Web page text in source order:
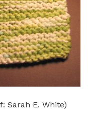
Sarah E. White)